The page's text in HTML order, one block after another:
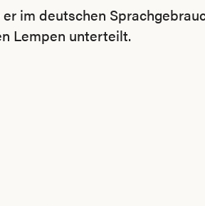
er im deutschen
Lempen unterteilt.